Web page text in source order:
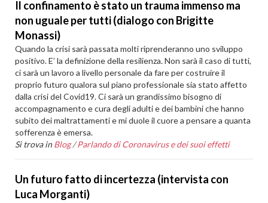
Il confinamento è stato un trauma immenso ma
non uguale per tutti (dialogo con Brigitte
Monassi)
Quando la crisi sarà passata molti riprenderanno uno sviluppo
positivo. E’ la definizione della resilienza. Non sarà il caso di tutti,
ci sarà un lavoro a livello personale da fare per costruire il
proprio futuro qualora sul piano professionale sia stato affetto
dalla crisi del Covid19. Ci sarà un grandissimo bisogno di
accompagnamento e cura degli adulti e dei bambini che hanno
subito dei maltrattamenti e mi duole il cuore a pensare a quanta
sofferenza è emersa.
Si trova in Blog /Parlando di Coronavirus e dei suoi effetti
Un futuro fatto di incertezza (intervista con
Luca Morganti)